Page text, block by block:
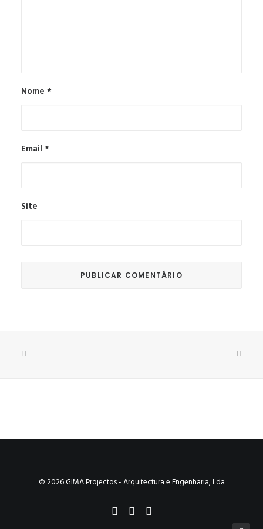
Nome *
Email *
Site
© 2026 GIMA Projectos - Arquitectura e Engenharia, Lda